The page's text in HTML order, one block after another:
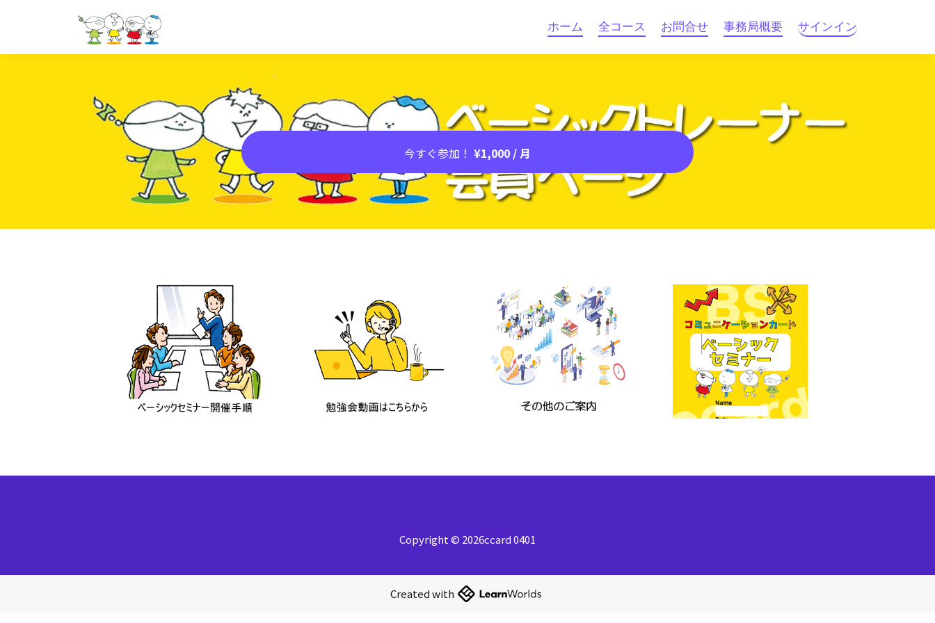
ホーム 全コース お問合せ 事務局概要 サインイン
今すぐ参加！ ¥1,000 / 月
Copyright © 2026ccard 0401
Created with